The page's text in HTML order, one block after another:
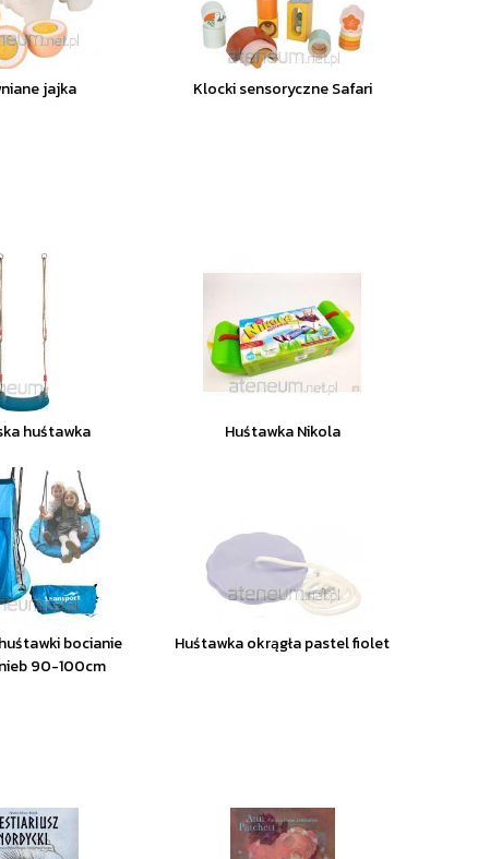
jajka Klocki sensoryczne Safari
huśtawka Huśtawka Nikola
bocianie
90-100cm
Huśtawka okrągła pastel fiolet